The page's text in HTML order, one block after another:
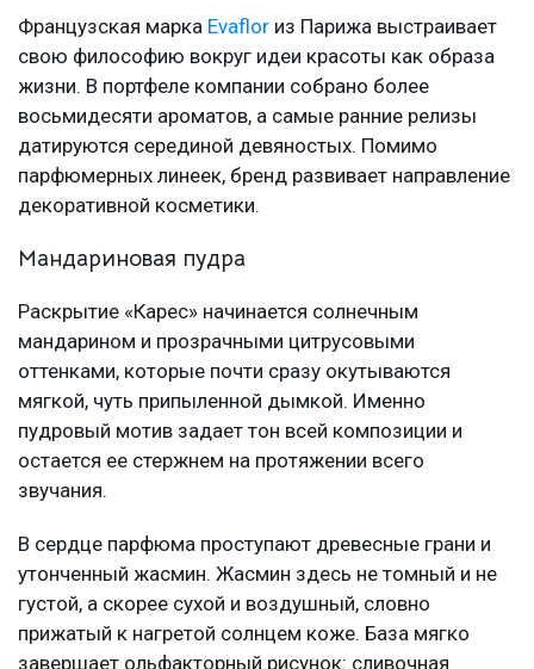
Французская марка Evaflor из Парижа выстраивает
свою философию вокруг идеи красоты как образа
жизни. В портфеле компании собрано более
восьмидесяти ароматов, а самые ранние релизы
датируются серединой девяностых. Помимо
парфюмерных линеек, бренд развивает направление
декоративной косметики.
Мандариновая пудра
Раскрытие «Карес» начинается солнечным
мандарином и прозрачными цитрусовыми
оттенками, которые почти сразу окутываются
мягкой, чуть припыленной дымкой. Именно
пудровый мотив задает тон всей композиции и
остается ее стержнем на протяжении всего
звучания.
В сердце парфюма проступают древесные грани и
утонченный жасмин. Жасмин здесь не томный и не
густой, а скорее сухой и воздушный, словно
прижатый к нагретой солнцем коже. База мягко
завершает ольфакторный рисунок: сливочная